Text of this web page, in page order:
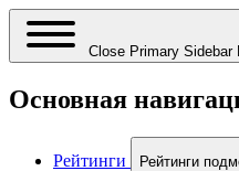
Close Primary Sidebar
Основная
Рейтинги Рейтинги